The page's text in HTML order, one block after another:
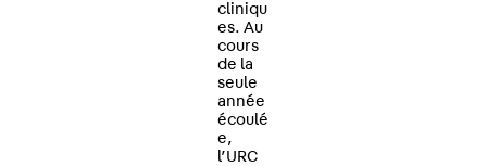
cliniqu
es. Au
cours
de la
seule
année
écoulé
e,
l’URC